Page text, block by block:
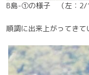
B島-①の様子 （左：2/
順調に出来上がってき